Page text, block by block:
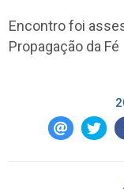
Encontro foi
Propagação da Fé